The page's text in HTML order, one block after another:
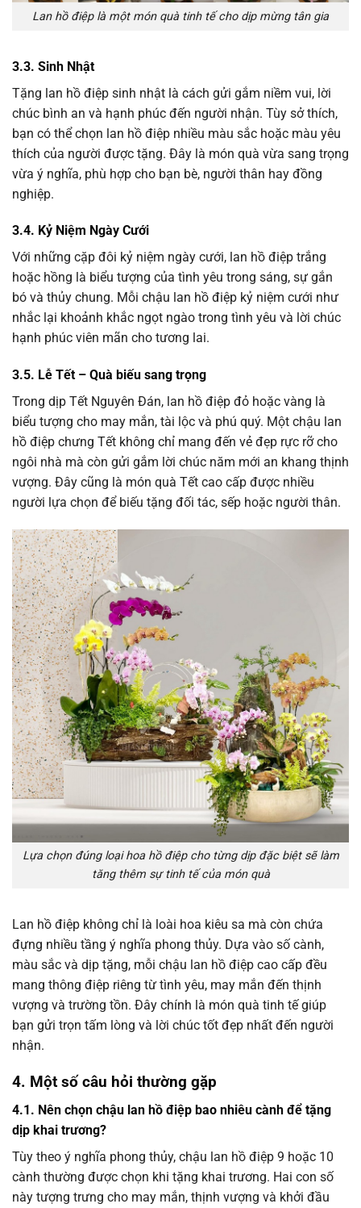
Lan hồ điệp là một món quà tinh tế cho dịp mừng tân gia
3.3. Sinh Nhật
Tặng lan hồ điệp sinh nhật là cách gửi gắm niềm vui, lời
chúc bình an và hạnh phúc đến người nhận. Tùy sở thích,
bạn có thể chọn lan hồ điệp nhiều màu sắc hoặc màu yêu
thích của người được tặng. Đây là món quà vừa sang trọng
vừa ý nghĩa, phù hợp cho bạn bè, người thân hay đồng
nghiệp.
3.4. Kỷ Niệm Ngày Cưới
Với những cặp đôi kỷ niệm ngày cưới, lan hồ điệp trắng
hoặc hồng là biểu tượng của tình yêu trong sáng, sự gắn
bó và thủy chung. Mỗi chậu lan hồ điệp kỷ niệm cưới như
nhắc lại khoảnh khắc ngọt ngào trong tình yêu và lời chúc
hạnh phúc viên mãn cho tương lai.
3.5. Lễ Tết – Quà biếu sang trọng
Trong dịp Tết Nguyên Đán, lan hồ điệp đỏ hoặc vàng là
biểu tượng cho may mắn, tài lộc và phú quý. Một chậu lan
hồ điệp chưng Tết không chỉ mang đến vẻ đẹp rực rỡ cho
ngôi nhà mà còn gửi gắm lời chúc năm mới an khang thịnh
vượng. Đây cũng là món quà Tết cao cấp được nhiều
người lựa chọn để biếu tặng đối tác, sếp hoặc người thân.
Lựa chọn đúng loại hoa hồ điệp cho từng dịp đặc biệt sẽ làm
tăng thêm sự tinh tế của món quà
Lan hồ điệp không chỉ là loài hoa kiêu sa mà còn chứa
đựng nhiều tầng ý nghĩa phong thủy. Dựa vào số cành,
màu sắc và dịp tặng, mỗi chậu lan hồ điệp cao cấp đều
mang thông điệp riêng từ tình yêu, may mắn đến thịnh
vượng và trường tồn. Đây chính là món quà tinh tế giúp
bạn gửi trọn tấm lòng và lời chúc tốt đẹp nhất đến người
nhận.
4. Một số câu hỏi thường gặp
4.1. Nên chọn chậu lan hồ điệp bao nhiêu cành để tặng
dịp khai trương?
Tùy theo ý nghĩa phong thủy, chậu lan hồ điệp 9 hoặc 10
cành thường được chọn khi tặng khai trương. Hai con số
này tượng trưng cho may mắn, thịnh vượng và khởi đầu